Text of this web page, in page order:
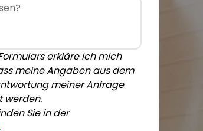
erkläre ich mich
meine Angaben aus dem
meiner Anfrage
werden.
Weitere Informationen finden Sie in der